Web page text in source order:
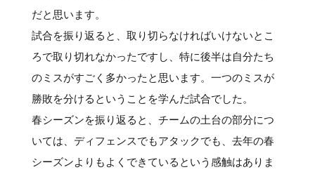
だと思います。
試合を振り返ると、取り切らなければいけないとこ
ろで取り切れなかったですし、特に後半は自分たち
のミスがすごく多かったと思います。一つのミスが
勝敗を分けるということを学んだ試合でした。
春シーズンを振り返ると、チームの土台の部分につ
いては、ディフェンスでもアタックでも、去年の春
シーズンよりもよくできているという感触はありま